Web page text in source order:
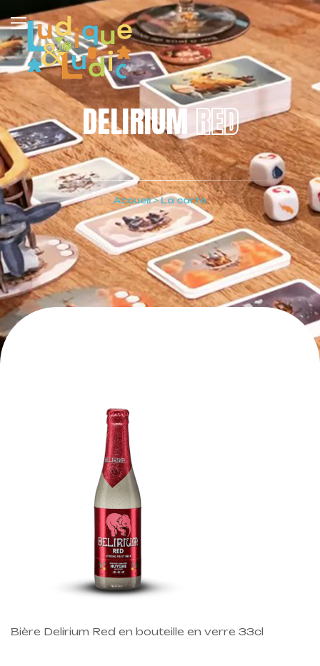
DELIRIUMRED
Accueil>La carte
Bière Delirium Red en bouteille en verre 33cl